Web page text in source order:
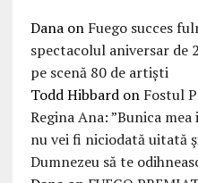
Danaon Fuego succes
spectacolul aniversar de
pe scenă 80 de artiști
Todd Hibbardon Fostul
Regina Ana: ”Bunica
nu vei fi niciodată uitată
Dumnezeu să te